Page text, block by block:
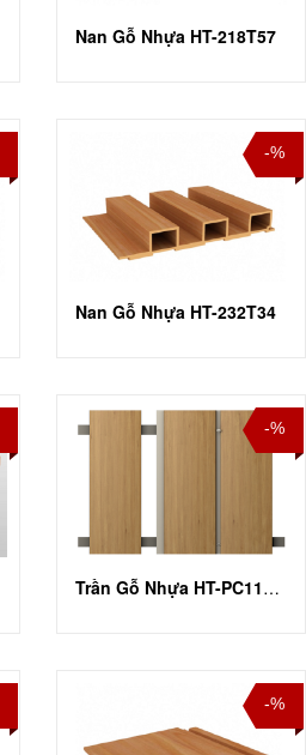
Nan Gỗ Nhựa HT-218T57
-%
Nan Gỗ Nhựa HT-232T34
-%
Trần Gỗ Nhựa HT-PC118T16
-%